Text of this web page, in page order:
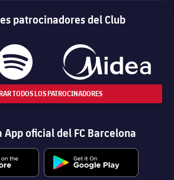
patrocinadores del Club
TODOS LOS PATROCINADORES
App oficial del FC Barcelona